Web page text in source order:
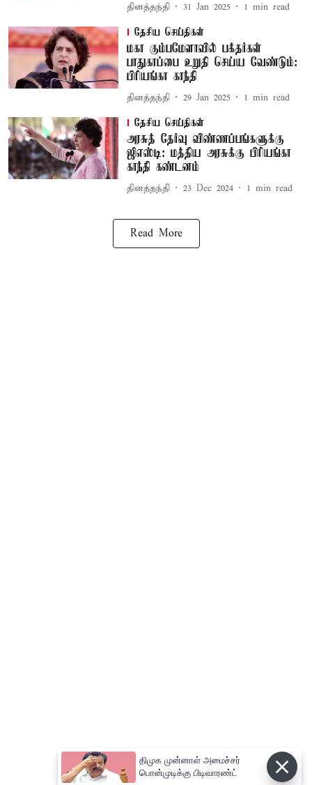
தினத்தந்தி 31 Jan 2025 1 min read
தேசிய செய்திகள்
மகா கும்பமேளாவில் பக்தர்கள்
பாதுகாப்பை உறுதி செய்ய வேண்டும்:
பிரியங்கா காந்தி
தினத்தந்தி 29 Jan 2025 1 min read
தேசிய செய்திகள்
அரசுத் தேர்வு விண்ணப்பங்களுக்கு
ஜிஎஸ்டி: மத்திய அரசுக்கு பிரியங்கா
காந்தி கண்டனம்
தினத்தந்தி 23 Dec 2024 1 min read
Read More
திமுக முன்னாள் அமைச்சர்
பொன்முடிக்கு பிடிவாரண்ட்